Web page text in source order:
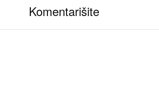
Komentarišite